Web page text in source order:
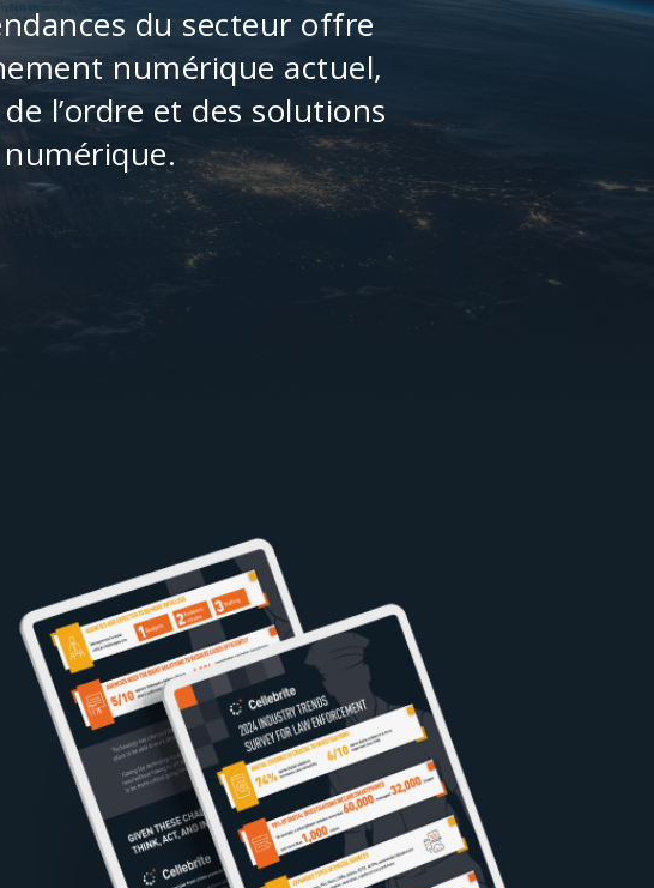
du secteur offre
numérique actuel,
l’ordre et des solutions